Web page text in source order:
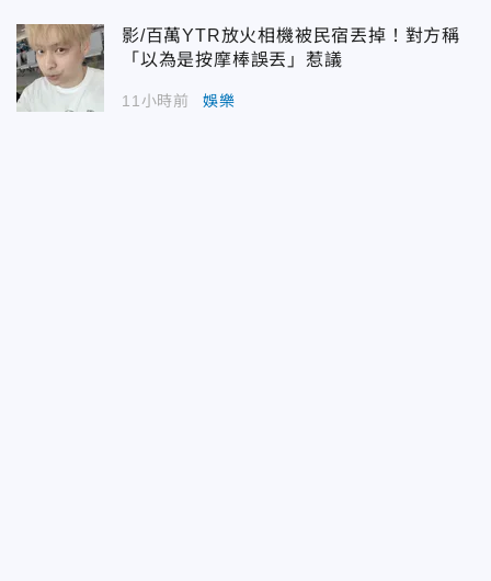
影/百萬YTR放火相機被民宿丟掉！對方稱
「以為是按摩棒誤丟」惹議
11小時前 娛樂